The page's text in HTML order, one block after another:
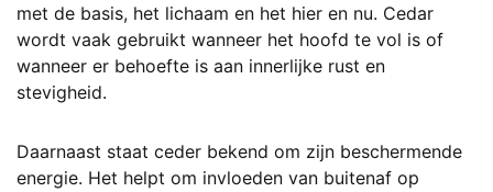
met de basis, het lichaam en het hier en nu. Cedar
wordt vaak gebruikt wanneer het hoofd te vol is of
wanneer er behoefte is aan innerlijke rust en
stevigheid.
Daarnaast staat ceder bekend om zijn beschermende
energie. Het helpt om invloeden van buitenaf op